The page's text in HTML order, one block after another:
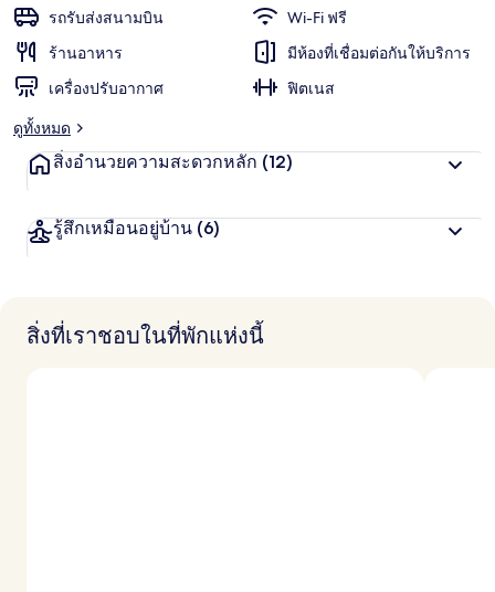
ชอบ
แ
น
น
ง
จ
า
า
ง
รถรับส่งสนามบิน
Wi-Fi ฟรี
ร้านอาหาร
มีห้องที่เชื่อมต่อกันให้บริการ
เครื่องปรับอากาศ
ฟิตเนส
ดูทั้งหมด
สิ่งอำนวยความสะดวกหลัก (12)
รู้สึกเหมือนอยู่บ้าน (6)
สิ่งที่เราชอบในที่พักแห่งนี้